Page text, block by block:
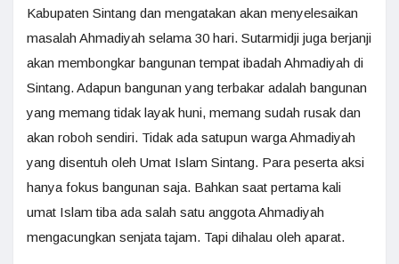
Kabupaten Sintang dan mengatakan akan menyelesaikan
masalah Ahmadiyah selama 30 hari. Sutarmidji juga berjanji
akan membongkar bangunan tempat ibadah Ahmadiyah di
Sintang. Adapun bangunan yang terbakar adalah bangunan
yang memang tidak layak huni, memang sudah rusak dan
akan roboh sendiri. Tidak ada satupun warga Ahmadiyah
yang disentuh oleh Umat Islam Sintang. Para peserta aksi
hanya fokus bangunan saja. Bahkan saat pertama kali
umat Islam tiba ada salah satu anggota Ahmadiyah
mengacungkan senjata tajam. Tapi dihalau oleh aparat.